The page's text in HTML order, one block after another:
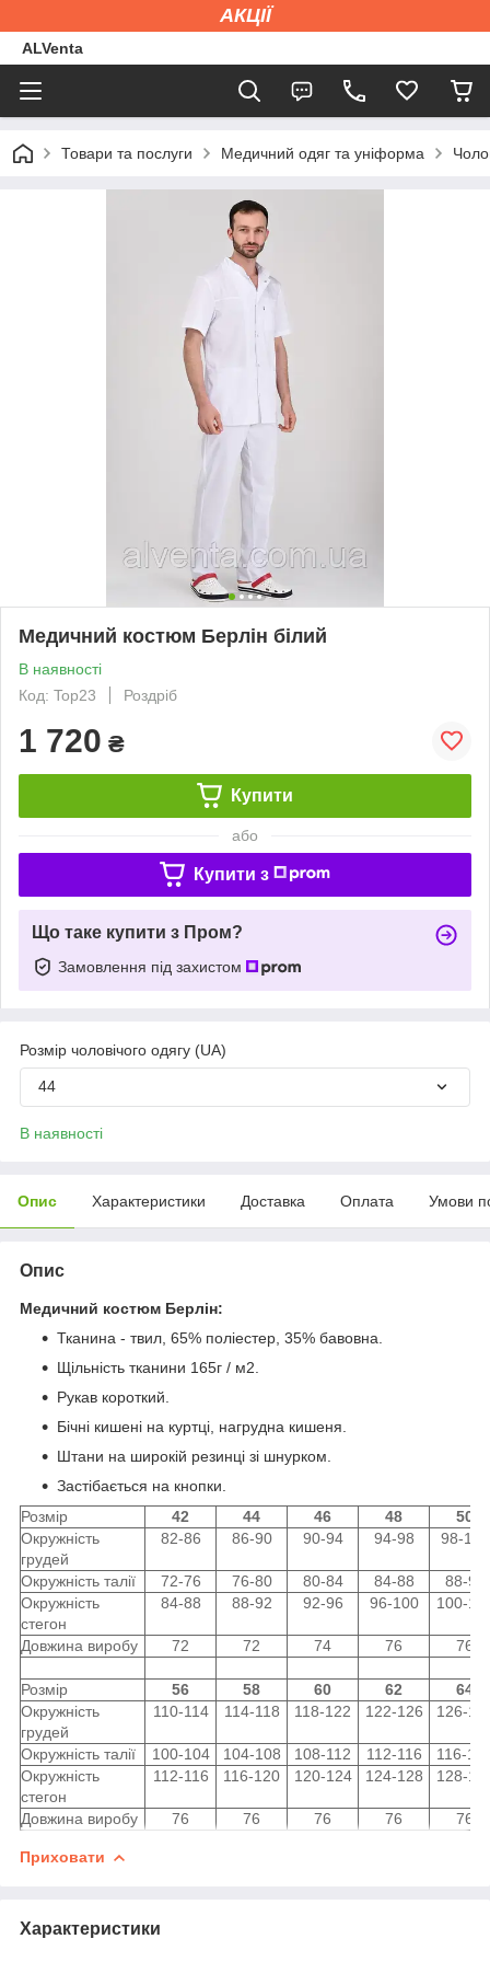
АКЦІЇ
ALVenta
Товари та послуги Медичний одяг та уніформа
Медичний костюм Берлін білий
В наявності
Код: Top23
Роздріб
1 720 ₴
Купити
або
Купити з
Що таке купити з Пром?
Замовлення під захистом
Розмір чоловічого одягу (UA)
44
В наявності
Опис Характеристики Доставка Оплата Умови
Опис
Медичний костюм Берлін:
Тканина - твил, 65% поліестер, 35% бавовна.
Щільність тканини 165г / м2.
Рукав короткий.
Бічні кишені на куртці, нагрудна кишеня.
Штани на широкій резинці зі шнурком.
Застібається на кнопки.
Розмір
42 44 46 48
50
Окружність
грудей
82-86 86-90 90-94 94-98 98-102
Окружність талії 72-76 76-80 80-84 84-88
88-92
Окружність
стегон
84-88 88-92 92-96 96-100 100-
Довжина виробу 72 72 74 76 76
Розмір 56 58 60 62
64
Окружність
грудей
110-114 114-118 118-122 122-126 126-
Окружність талії 100-104 104-108 108-112 112-116
116-
Окружність
стегон
112-116 116-120 120-124 124-128 128-
Довжина виробу 76 76 76 76 76
Приховати
Характеристики